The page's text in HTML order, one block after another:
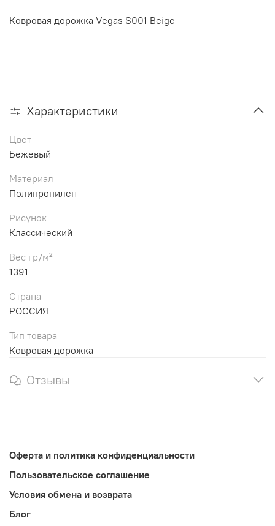
Ковровая дорожка Vegas S001 Beige
Характеристики
Цвет
Бежевый
Материал
Полипропилен
Рисунок
Классический
Вес гр/м²
1391
Страна
РОССИЯ
Тип товара
Ковровая дорожка
Отзывы
Оферта и политика конфиденциальности
Пользовательское соглашение
Условия обмена и возврата
Блог